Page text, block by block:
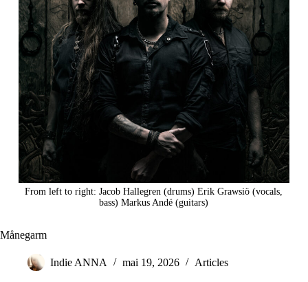
From left to right: Jacob Hallegren (drums) Erik Grawsiö (vocals,
bass) Markus Andé (guitars)
Månegarm
Indie ANNA mai 19, 2026 Articles